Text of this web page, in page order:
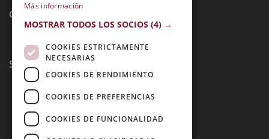
Contacto:
Síguenos:
Más información
MOSTRAR TODOS LOS SOCIOS (4) →
COOKIES ESTRICTAMENTE
NECESARIAS
COOKIES DE RENDIMIENTO
COOKIES DE PREFERENCIAS
COOKIES DE FUNCIONALIDAD